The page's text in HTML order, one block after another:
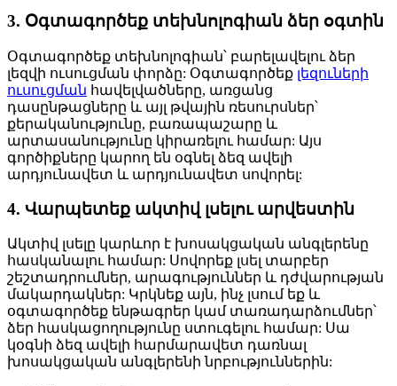
3. Օգտագործեք տեխնոլոգիան ձեր օգտին
Օգտագործեք տեխնոլոգիան՝ բարելավելու ձեր
լեզվի ուսուցման փորձը: Օգտագործեք լեզուների
ուսուցման հավելվածները, առցանց
դասընթացները և այլ թվային ռեսուրսներ՝
քերականությունը, բառապաշարը և
արտասանությունը կիրառելու համար: Այս
գործիքները կարող են օգնել ձեզ ավելի
արդյունավետ և արդյունավետ սովորել:
4. Վարպետեք ակտիվ լսելու արվեստին
Ակտիվ լսելը կարևոր է խոսակցական անգլերենը
հասկանալու համար: Սովորեք լսել տարբեր
շեշտադրումներ, արագություններ և դժվարության
մակարդակներ: Կրկնեք այն, ինչ լսում եք և
օգտագործեք ենթագրեր կամ տառադարձումներ՝
ձեր հասկացողությունը ստուգելու համար: Սա
կօգնի ձեզ ավելի հարմարավետ դառնալ
խոսակցական անգլերենի նրբություններին: